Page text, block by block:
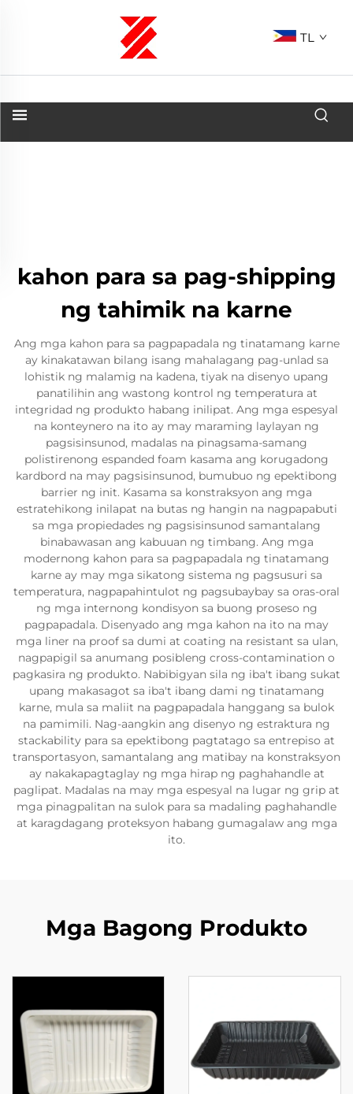
TL
kahon para sa pag-shipping
ng tahimik na karne
Ang mga kahon para sa pagpapadala ng tinatamang karne
ay kinakatawan bilang isang mahalagang pag-unlad sa
lohistik ng malamig na kadena, tiyak na disenyo upang
panatilihin ang wastong kontrol ng temperatura at
integridad ng produkto habang inilipat. Ang mga espesyal
na konteynero na ito ay may maraming laylayan ng
pagsisinsunod, madalas na pinagsama-samang
polistirenong espanded foam kasama ang korugadong
kardbord na may pagsisinsunod, bumubuo ng epektibong
barrier ng init. Kasama sa konstraksyon ang mga
estratehikong inilapat na butas ng hangin na nagpapabuti
sa mga propiedades ng pagsisinsunod samantalang
binabawasan ang kabuuan ng timbang. Ang mga
modernong kahon para sa pagpapadala ng tinatamang
karne ay may mga sikatong sistema ng pagsusuri sa
temperatura, nagpapahintulot ng pagsubaybay sa oras-oral
ng mga internong kondisyon sa buong proseso ng
pagpapadala. Disenyado ang mga kahon na ito na may
mga liner na proof sa dumi at coating na resistant sa ulan,
nagpapigil sa anumang posibleng cross-contamination o
pagkasira ng produkto. Nabibigyan sila ng iba't ibang sukat
upang makasagot sa iba't ibang dami ng tinatamang
karne, mula sa maliit na pagpapadala hanggang sa bulok
na pamimili. Nag-aangkin ang disenyo ng estraktura ng
stackability para sa epektibong pagtatago sa entrepiso at
transportasyon, samantalang ang matibay na konstraksyon
ay nakakapagtaglay ng mga hirap ng paghahandle at
paglipat. Madalas na may mga espesyal na lugar ng grip at
mga pinagpalitan na sulok para sa madaling paghahandle
at karagdagang proteksyon habang gumagalaw ang mga
ito.
Mga Bagong Produkto